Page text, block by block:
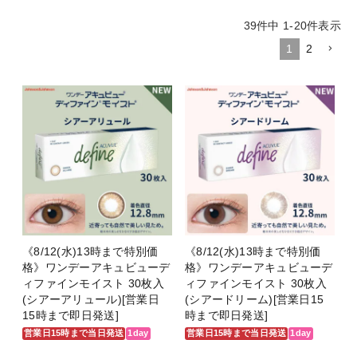
39件中 1-20件表示
1
2
《8/12(水)13時まで特別価
格》ワンデーアキュビューデ
ィファインモイスト 30枚入
(シアーアリュール)[営業日
15時まで即日発送]
営業日15時まで当日発送 1day
《8/12(水)13時まで特別価
格》ワンデーアキュビューデ
ィファインモイスト 30枚入
(シアードリーム)[営業日15
時まで即日発送]
営業日15時まで当日発送 1day